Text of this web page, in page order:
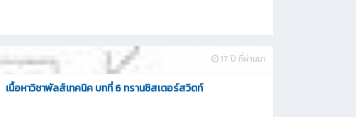
17 ปี ที่ผ่านมา
เนื้อหาวิชาพัลส์เทคนิค บทที่ 6 ทรานซิสเตอร์สวิตท์